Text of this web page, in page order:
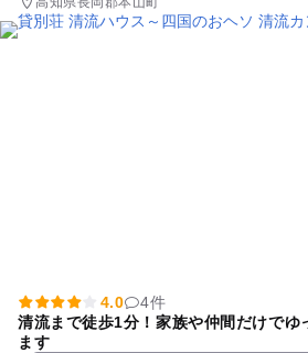
4.0
4件
清流まで徒歩1分！家族や仲間だけでゆ
ます